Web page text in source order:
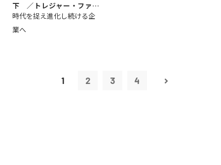
下 ／トレジャー・ファク
トリー社長野坂...
時代を捉え進化し続ける企
業へ
1 2 3 4